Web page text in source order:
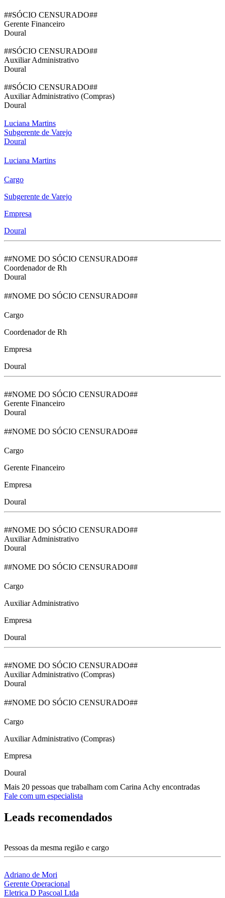
##SÓCIO CENSURADO##
Gerente Financeiro
Doural
##SÓCIO CENSURADO##
Auxiliar Administrativo
Doural
##SÓCIO CENSURADO##
Auxiliar Administrativo (Compras)
Doural
Luciana Martins
Subgerente de Varejo
Doural
Luciana Martins
Cargo
Subgerente de Varejo
Empresa
Doural
##NOME DO SÓCIO CENSURADO##
Coordenador de Rh
Doural
##NOME DO SÓCIO CENSURADO##
Cargo
Coordenador de Rh
Empresa
Doural
##NOME DO SÓCIO CENSURADO##
Gerente Financeiro
Doural
##NOME DO SÓCIO CENSURADO##
Cargo
Gerente Financeiro
Empresa
Doural
##NOME DO SÓCIO CENSURADO##
Auxiliar Administrativo
Doural
##NOME DO SÓCIO CENSURADO##
Cargo
Auxiliar Administrativo
Empresa
Doural
##NOME DO SÓCIO CENSURADO##
Auxiliar Administrativo (Compras)
Doural
##NOME DO SÓCIO CENSURADO##
Cargo
Auxiliar Administrativo (Compras)
Empresa
Doural
Mais 20 pessoas que trabalham com Carina Achy encontradas
Fale com um especialista
Leads recomendados
Pessoas da mesma região e cargo
Adriano de Mori
Gerente Operacional
Eletrica D Pascoal Ltda